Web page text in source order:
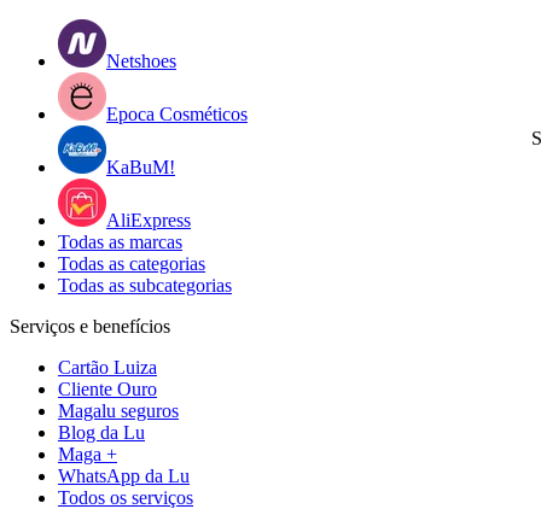
Netshoes
Epoca Cosméticos
KaBuM!
AliExpress
Todas as marcas
Todas as categorias
Todas as subcategorias
Serviços e benefícios
Cartão Luiza
Cliente Ouro
Magalu seguros
Blog da Lu
Maga +
WhatsApp da Lu
Todos os serviços